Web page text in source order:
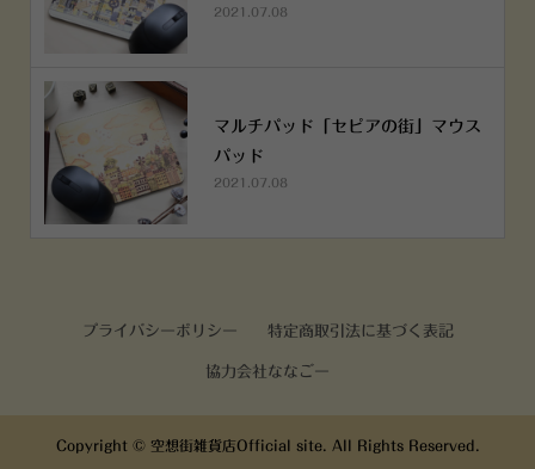
2021.07.08
マルチパッド「セピアの街」マウス
パッド
2021.07.08
プライバシーポリシー 特定商取引法に基づく表記
協力会社ななごー
Copyright ©空想街雑貨店Official site. All Rights Reserved.